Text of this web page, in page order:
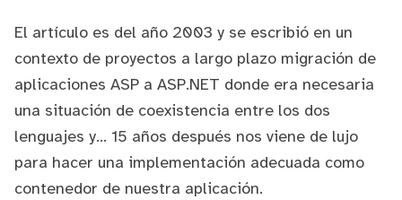
El artículo es del año 2003 y se escribió en un
contexto de proyectos a largo plazo migración de
aplicaciones ASP a ASP.NET donde era necesaria
una situación de coexistencia entre los dos
lenguajes y... 15 años después nos viene de lujo
para hacer una implementación adecuada como
contenedor de nuestra aplicación.